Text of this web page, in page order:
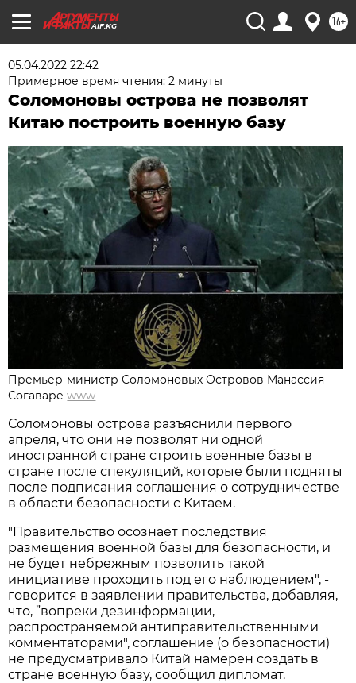
AIF.KG 16+
05.04.2022 22:42
Примерное время чтения: 2 минуты
Соломоновы острова не позволят
Китаю построить военную базу
Премьер-министр Соломоновых Островов Манассия
Согаваре www
Соломоновы острова разъяснили первого
апреля, что они не позволят ни одной
иностранной стране строить военные базы в
стране после спекуляций, которые были подняты
после подписания соглашения о сотрудничестве
в области безопасности с Китаем.
"Правительство осознает последствия
размещения военной базы для безопасности, и
не будет небрежным позволить такой
инициативе проходить под его наблюдением", -
говорится в заявлении правительства, добавляя,
что, ”вопреки дезинформации,
распространяемой антиправительственными
комментаторами", соглашение (о безопасности)
не предусматривало Китай намерен создать в
стране военную базу, сообщил дипломат.